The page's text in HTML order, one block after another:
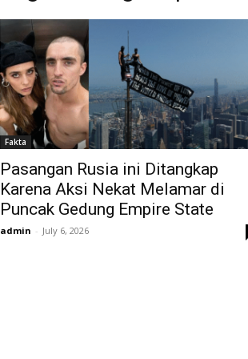
Fakta
Pasangan Rusia ini Ditangkap
Karena Aksi Nekat Melamar di
Puncak Gedung Empire State
admin - July 6, 2026